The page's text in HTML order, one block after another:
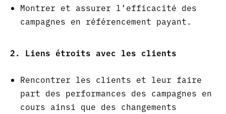
Montrer et assurer l’efficacité des
campagnes en référencement payant.
2. Liens étroits avec les clients
Rencontrer les clients et leur faire
part des performances des campagnes en
cours ainsi que des changements